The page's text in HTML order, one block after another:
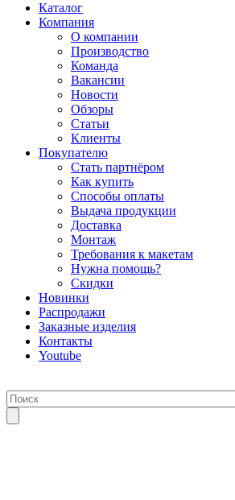
Каталог
Компания
О компании
Производство
Команда
Вакансии
Новости
Обзоры
Статьи
Клиенты
Покупателю
Стать партнёром
Как купить
Способы оплаты
Выдача продукции
Доставка
Монтаж
Требования к макетам
Нужна помощь?
Скидки
Новинки
Распродажи
Заказные изделия
Контакты
Youtube